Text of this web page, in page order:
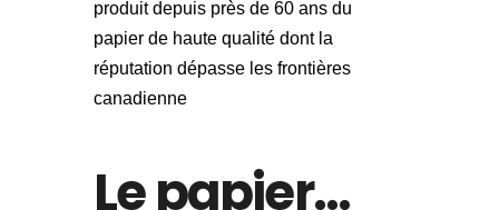
produit depuis près de 60 ans du
papier de haute qualité dont la
réputation dépasse les frontières
canadienne
Le papier…